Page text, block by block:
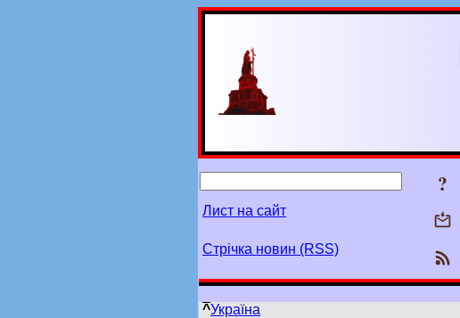
?
Лист на сайт
Стрічка новин (RSS)
^Україна